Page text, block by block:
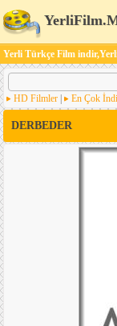
Yerli Türkçe Film
HD Filmler En Çok
DERBEDER